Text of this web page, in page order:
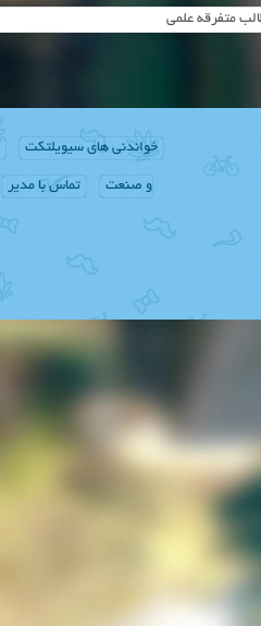
خواندنی های سیویلتکت
و صنعت تماس با مدیر